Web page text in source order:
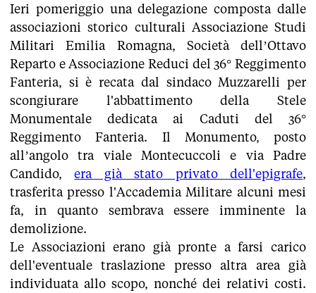
Ieri pomeriggio una delegazione composta dalle
associazioni storico culturali Associazione Studi
Militari Emilia Romagna, Società dell’Ottavo
Reparto e Associazione Reduci del 36° Reggimento
Fanteria, si è recata dal sindaco Muzzarelli per
scongiurare l'abbattimento della Stele
Monumentale dedicata ai Caduti del 36°
Reggimento Fanteria. Il Monumento, posto
all’angolo tra viale Montecuccoli e via Padre
Candido,era già stato privato dell'epigrafe,
trasferita presso l'Accademia Militare alcuni mesi
fa, in quanto sembrava essere imminente la
demolizione.
Le Associazioni erano già pronte a farsi carico
dell'eventuale traslazione presso altra area già
individuata allo scopo, nonché dei relativi costi.